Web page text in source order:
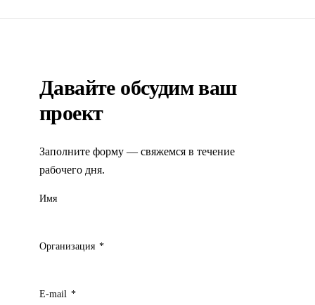
Давайте обсудим ваш
проект
Заполните форму — свяжемся в течение
рабочего дня.
Имя
Организация *
E-mail *